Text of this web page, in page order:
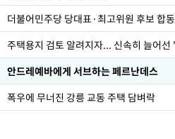
안드레예바에게 서브하는 페르난데스
폭우에 무너진 강릉 교동 주택 담벼락